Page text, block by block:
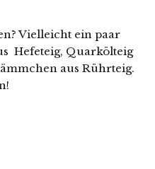
Vielleicht ein paar
Hefeteig, Quarkölteig
aus Rührteig.